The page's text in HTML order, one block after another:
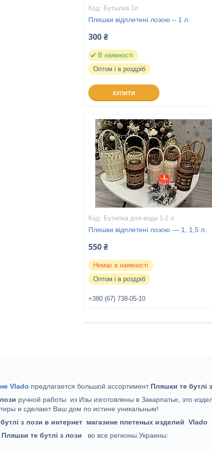
Бутылка 1л
Пляшки відплетені лозою – 1 л
300 ₴
В наявності
Оптом і в роздріб
КУПИТИ
Бутилка для води 1-2 л
Пляшки відплетені лозою — 1, 1,5 л.
550 ₴
Немає в наявності
Оптом і в роздріб
+380 (67) 738-05-10
Vlado предлагается большой ассортимент Пляшки те бутлі
ручной работы
из Изы изготовлены в Закарпатье, это
и сделают Ваш дом по истине уникальным!
з лози в интернет магазине плетеных изделий Vlado
Пляшки те бутлі з лози во все регионы Украины: